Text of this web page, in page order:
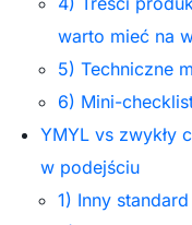
warto mieć na
5) Techniczne
6) Mini-
YMYL vs zwykły
w podejściu
1) Inny